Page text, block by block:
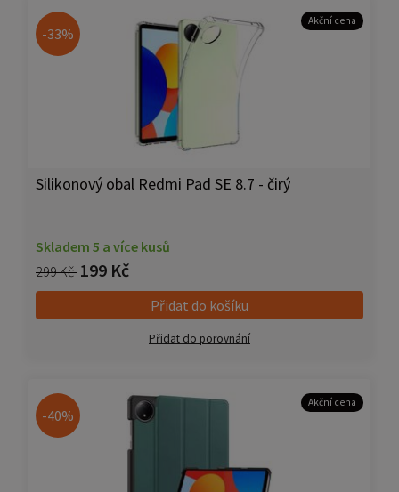
-33%
Akční cena
Silikonový obal Redmi Pad SE 8.7 - čirý
Skladem 5 a více kusů
299 Kč 199 Kč
Přidat do košíku
Přidat do porovnání
-40%
Akční cena